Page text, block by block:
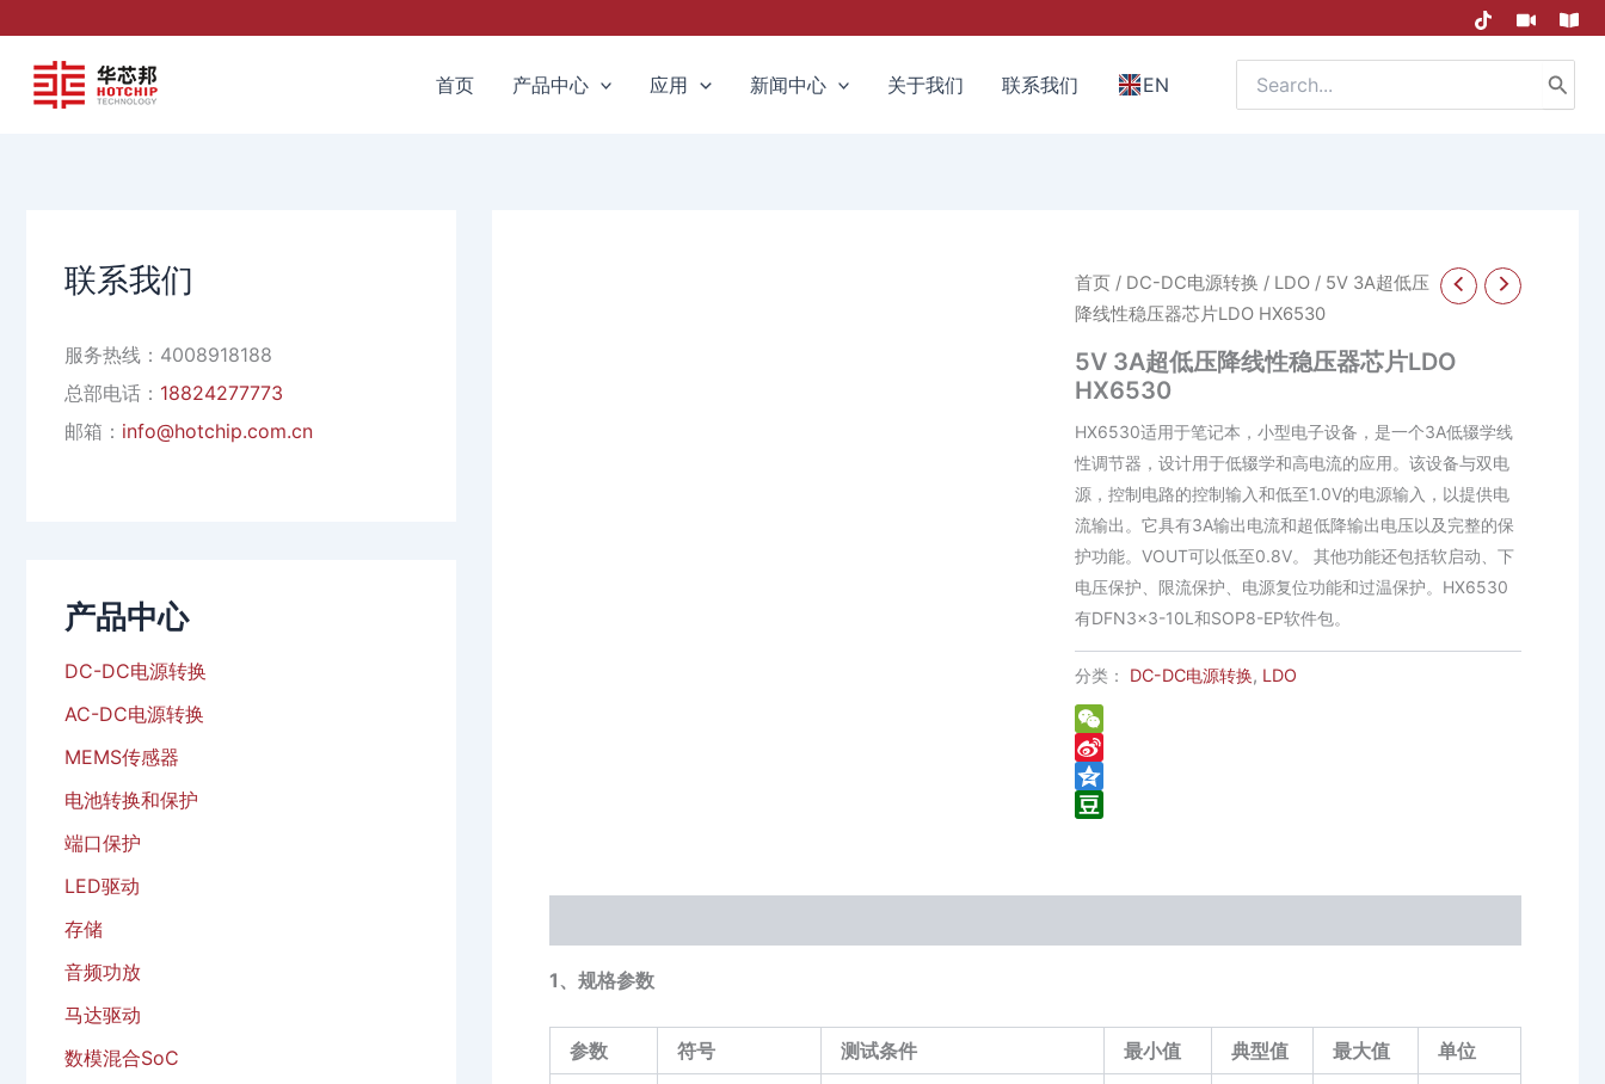
首页 产品中心 应用 新闻中心 关于我们 联系我们 EN
Search
for:
联系我们
服务热线：4008918188
总部电话： 18824277773
邮箱： info@hotchip.com.cn
产品中心
DC-DC电源转换
AC-DC电源转换
MEMS传感器
电池转换和保护
端口保护
LED驱动
存储
音频功放
马达驱动
数模混合SoC
首页/ DC-DC电源转换 / LDO/ 5V 3A超低压
降线性稳压器芯片LDO HX6530
5V 3A超低压降线性稳压器芯片LDO
HX6530
HX6530适用于笔记本，小型电子设备，是一个3A低辍学线
性调节器，设计用于低辍学和高电流的应用。该设备与双电
源，控制电路的控制输入和低至1.0V的电源输入，以提供电
流输出。它具有3A输出电流和超低降输出电压以及完整的保
护功能。VOUT可以低至0.8V。 其他功能还包括软启动、下
电压保护、限流保护、电源复位功能和过温保护。HX6530
有DFN3x3-10L和SOP8-EP软件包。
分类： DC-DC电源转换, LDO
WeChat
Sina
Weibo
Qzone
1、规格参数
参数 符号 测试条件 最小值 典型值 最大值
单位